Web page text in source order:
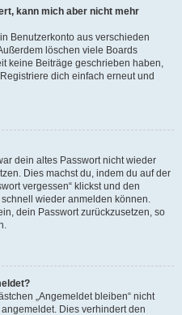
kann mich aber nicht mehr
Benutzerkonto aus verschieden
löschen viele Boards
keine Beiträge geschrieben haben,
dich einfach erneut und
dein altes Passwort nicht wieder
Dies machst du, indem du auf der
vergessen“ klickst und den
wieder anmelden können.
dein Passwort zurückzusetzen, so
„Angemeldet bleiben“ nicht
Dies verhindert den